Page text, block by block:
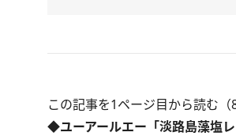
この記事を1ページ目から読む（
◆ユーアールエー「淡路島藻塩レ